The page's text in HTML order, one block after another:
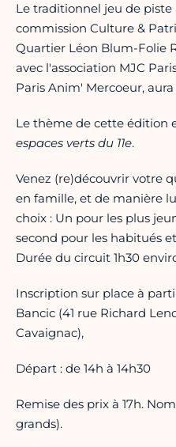
Le traditionnel jeu de piste
commission Culture &
Quartier Léon Blum-Folie
avec l'association MJC
Paris Anim' Mercoeur,
Le thème de cette édition
espaces verts du 11e.
Venez (re)découvrir votre
en famille, et de manière
choix : Un pour les plus
second pour les habitués
Durée du circuit 1h30
Inscription sur place à
Bancic (41 rue Richard
Cavaignac),
Départ : de 14h à 14h30
Remise des prix à 17h.
grands).